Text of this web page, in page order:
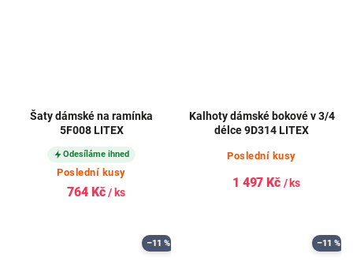
Šaty dámské na ramínka
5F008 LITEX
Odesíláme ihned
Poslední kusy
764 Kč/ ks
Kalhoty dámské bokové v 3/4
délce 9D314 LITEX
Poslední kusy
1 497 Kč / ks
–11 % –11 %